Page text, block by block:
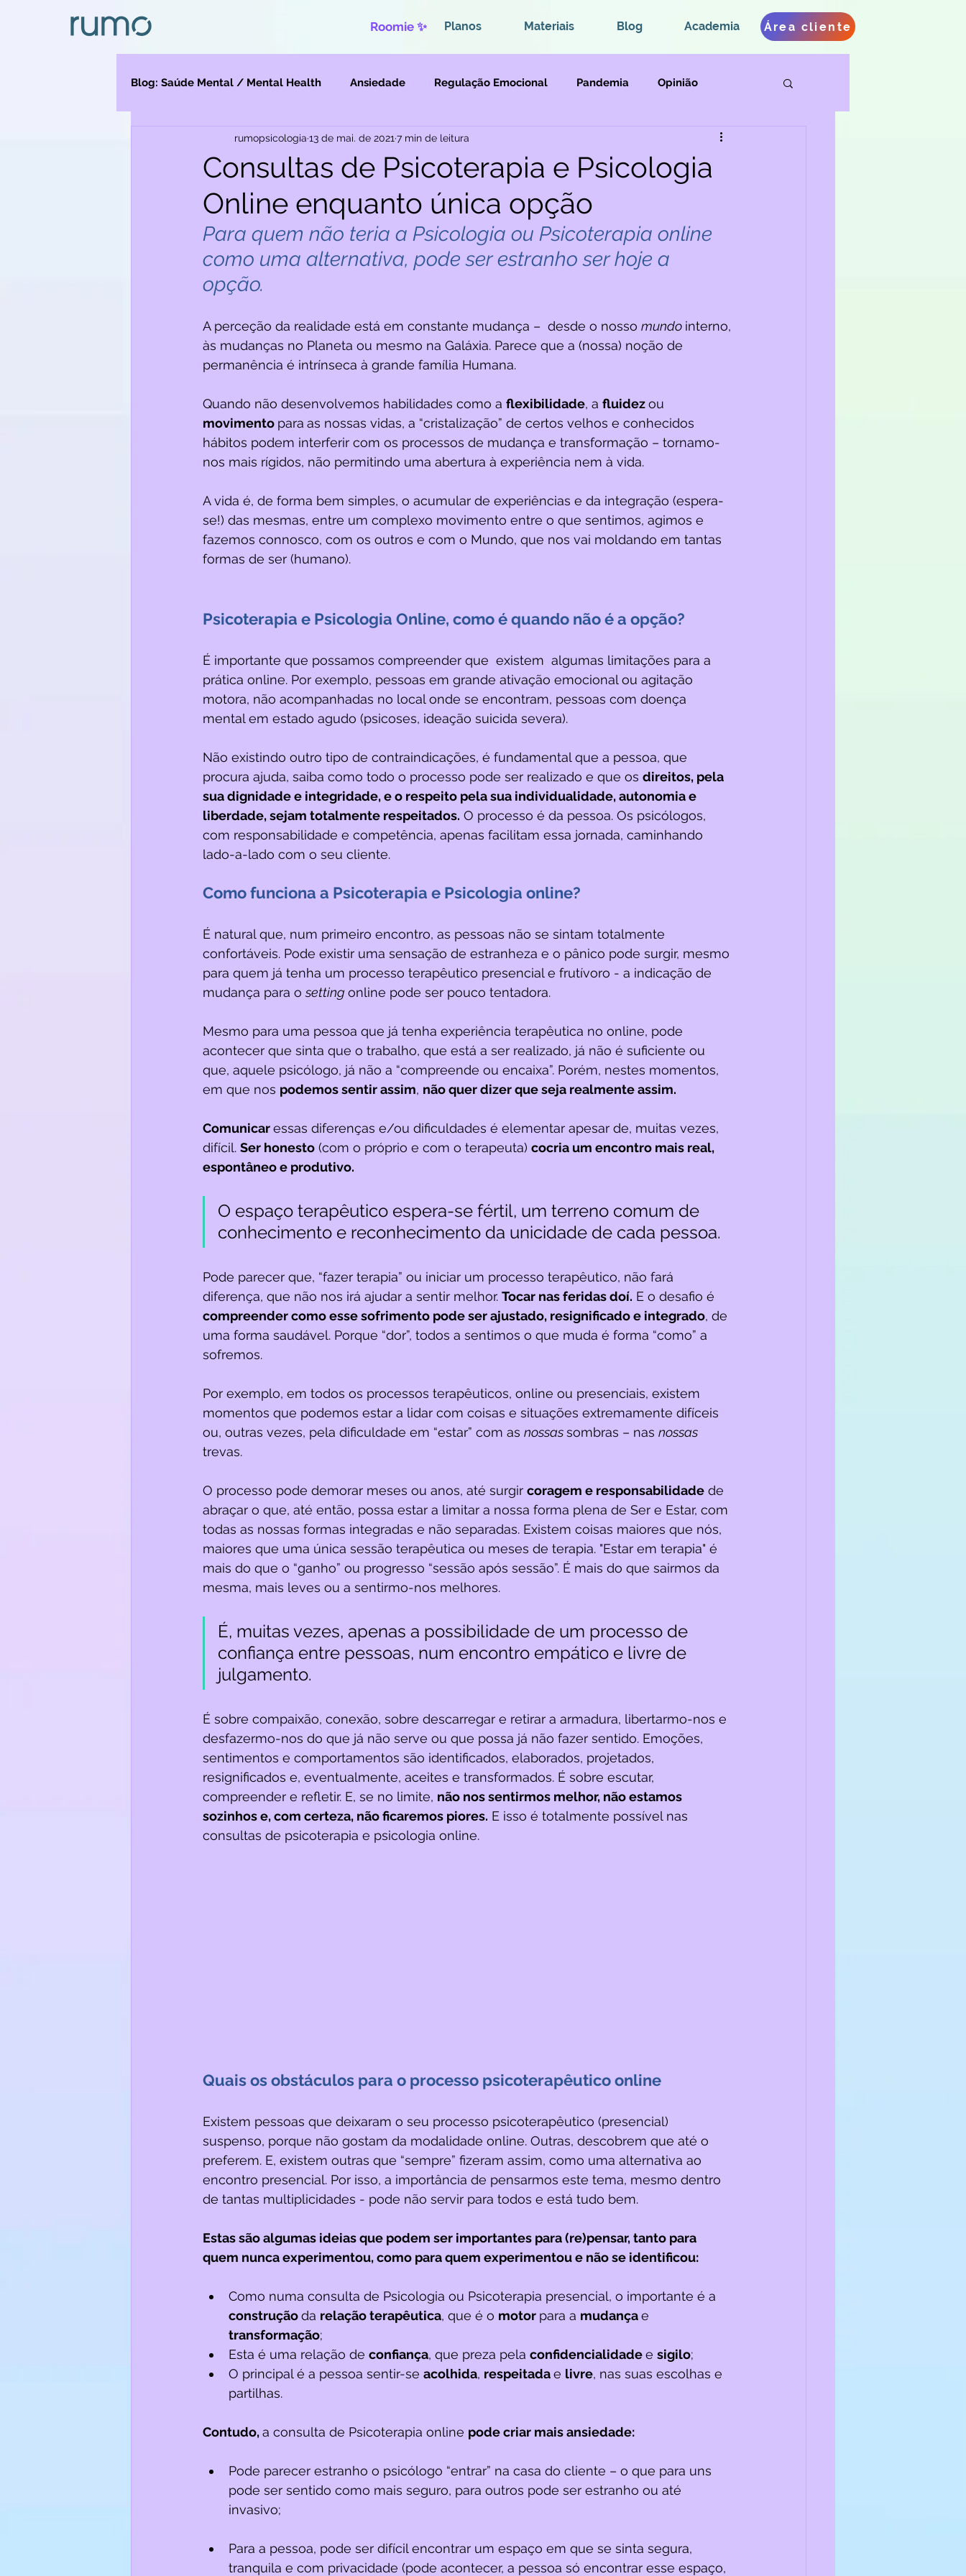
Planos Materiais Blog Academia
Roomie ✨ Área cliente
Blog: Saúde Mental / Mental Health Ansiedade Regulação Emocional Pandemia Opinião
Migração Violências
Consultas de Psicoterapia e Psicologia
Online enquanto única opção
rumopsicologia 13 de mai. de 2021 7 min de leitura
Para quem não teria a Psicologia ou Psicoterapia online
como uma alternativa, pode ser estranho ser hoje a
opção.
A perceção da realidade está em constante mudança –  desde o nosso mundo interno,
às mudanças no Planeta ou mesmo na Galáxia. Parece que a (nossa) noção de
permanência é intrínseca à grande família Humana.
Quando não desenvolvemos habilidades como a flexibilidade, a fluidez ou
movimento para as nossas vidas, a “cristalização” de certos velhos e conhecidos
hábitos podem interferir com os processos de mudança e transformação – tornamo-
nos mais rígidos, não permitindo uma abertura à experiência nem à vida.
A vida é, de forma bem simples, o acumular de experiências e da integração (espera-
se!) das mesmas, entre um complexo movimento entre o que sentimos, agimos e
fazemos connosco, com os outros e com o Mundo, que nos vai moldando em tantas
formas de ser (humano).
Psicoterapia e Psicologia Online, como é quando não é a opção?
É importante que possamos compreender que  existem  algumas limitações para a
prática online. Por exemplo, pessoas em grande ativação emocional ou agitação
motora, não acompanhadas no local onde se encontram, pessoas com doença
mental em estado agudo (psicoses, ideação suicida severa).
Não existindo outro tipo de contraindicações, é fundamental que a pessoa, que
procura ajuda, saiba como todo o processo pode ser realizado e que os direitos, pela
sua dignidade e integridade, e o respeito pela sua individualidade, autonomia e
liberdade, sejam totalmente respeitados. O processo é da pessoa. Os psicólogos,
com responsabilidade e competência, apenas facilitam essa jornada, caminhando
lado-a-lado com o seu cliente.
Como funciona a Psicoterapia e Psicologia online?
É natural que, num primeiro encontro, as pessoas não se sintam totalmente
confortáveis. Pode existir uma sensação de estranheza e o pânico pode surgir, mesmo
para quem já tenha um processo terapêutico presencial e frutívoro - a indicação de
mudança para o setting online pode ser pouco tentadora.
Mesmo para uma pessoa que já tenha experiência terapêutica no online, pode
acontecer que sinta que o trabalho, que está a ser realizado, já não é suficiente ou
que, aquele psicólogo, já não a “compreende ou encaixa”. Porém, nestes momentos,
em que nos podemos sentir assim, não quer dizer que seja realmente assim.
Comunicar essas diferenças e/ou dificuldades é elementar apesar de, muitas vezes,
difícil. Ser honesto (com o próprio e com o terapeuta) cocria um encontro mais real,
espontâneo e produtivo.
O espaço terapêutico espera-se fértil, um terreno comum de
conhecimento e reconhecimento da unicidade de cada pessoa.
Pode parecer que, “fazer terapia” ou iniciar um processo terapêutico, não fará
diferença, que não nos irá ajudar a sentir melhor. Tocar nas feridas doí. E o desafio é
compreender como esse sofrimento pode ser ajustado, resignificado e integrado, de
uma forma saudável. Porque “dor”, todos a sentimos o que muda é forma “como” a
sofremos.
Por exemplo, em todos os processos terapêuticos, online ou presenciais, existem
momentos que podemos estar a lidar com coisas e situações extremamente difíceis
ou, outras vezes, pela dificuldade em “estar” com as nossas sombras – nas nossas
trevas.
O processo pode demorar meses ou anos, até surgir coragem e responsabilidade de
abraçar o que, até então, possa estar a limitar a nossa forma plena de Ser e Estar, com
todas as nossas formas integradas e não separadas. Existem coisas maiores que nós,
maiores que uma única sessão terapêutica ou meses de terapia. "Estar em terapia" é
mais do que o “ganho” ou progresso “sessão após sessão”. É mais do que sairmos da
mesma, mais leves ou a sentirmo-nos melhores.
É, muitas vezes, apenas a possibilidade de um processo de
confiança entre pessoas, num encontro empático e livre de
julgamento.
É sobre compaixão, conexão, sobre descarregar e retirar a armadura, libertarmo-nos e
desfazermo-nos do que já não serve ou que possa já não fazer sentido. Emoções,
sentimentos e comportamentos são identificados, elaborados, projetados,
resignificados e, eventualmente, aceites e transformados. É sobre escutar,
compreender e refletir. E, se no limite, não nos sentirmos melhor, não estamos
sozinhos e, com certeza, não ficaremos piores. E isso é totalmente possível nas
consultas de psicoterapia e psicologia online.
Quais os obstáculos para o processo psicoterapêutico online
Existem pessoas que deixaram o seu processo psicoterapêutico (presencial)
suspenso, porque não gostam da modalidade online. Outras, descobrem que até o
preferem. E, existem outras que “sempre” fizeram assim, como uma alternativa ao
encontro presencial. Por isso, a importância de pensarmos este tema, mesmo dentro
de tantas multiplicidades - pode não servir para todos e está tudo bem.
Estas são algumas ideias que podem ser importantes para (re)pensar, tanto para
quem nunca experimentou, como para quem experimentou e não se identificou:
Como numa consulta de Psicologia ou Psicoterapia presencial, o importante é a
construção da relação terapêutica, que é o motor para a mudança e
transformação;
Esta é uma relação de confiança, que preza pela confidencialidade e sigilo;
O principal é a pessoa sentir-se acolhida, respeitada e livre, nas suas escolhas e
partilhas.
Contudo, a consulta de Psicoterapia online pode criar mais ansiedade:
Pode parecer estranho o psicólogo “entrar” na casa do cliente – o que para uns
pode ser sentido como mais seguro, para outros pode ser estranho ou até
invasivo;
Para a pessoa, pode ser difícil encontrar um espaço em que se sinta segura,
tranquila e com privacidade (pode acontecer, a pessoa só encontrar esse espaço,